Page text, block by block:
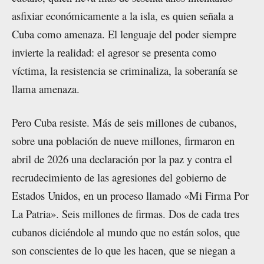
asfixiar económicamente a la isla, es quien señala a
Cuba como amenaza. El lenguaje del poder siempre
invierte la realidad: el agresor se presenta como
víctima, la resistencia se criminaliza, la soberanía se
llama amenaza.
Pero Cuba resiste. Más de seis millones de cubanos,
sobre una población de nueve millones, firmaron en
abril de 2026 una declaración por la paz y contra el
recrudecimiento de las agresiones del gobierno de
Estados Unidos, en un proceso llamado «Mi Firma Por
La Patria». Seis millones de firmas. Dos de cada tres
cubanos diciéndole al mundo que no están solos, que
son conscientes de lo que les hacen, que se niegan a